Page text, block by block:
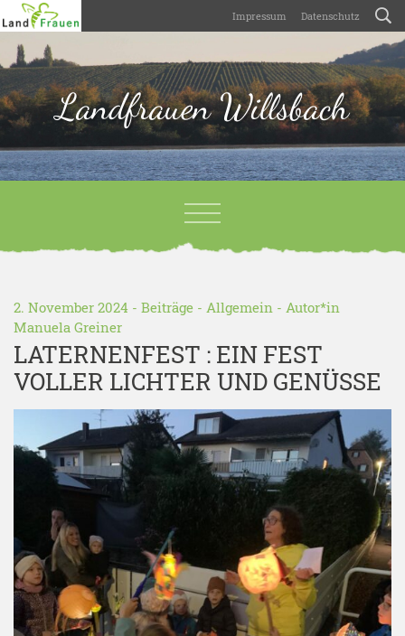
Impressum Datenschutz
Landfrauen Willsbach
2. November 2024 - Beiträge - Allgemein - Autor*in
Manuela Greiner
LATERNENFEST : EIN FEST
VOLLER LICHTER UND GENÜSSE